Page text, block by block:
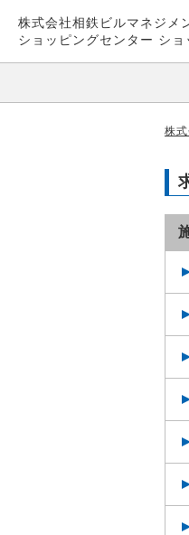
株式会社相鉄ビルマネジメ
ショッピングセンター シ
株